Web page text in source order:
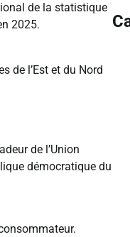
de la statistique
2025.
de l’Est et du Nord
de l’Union
démocratique du